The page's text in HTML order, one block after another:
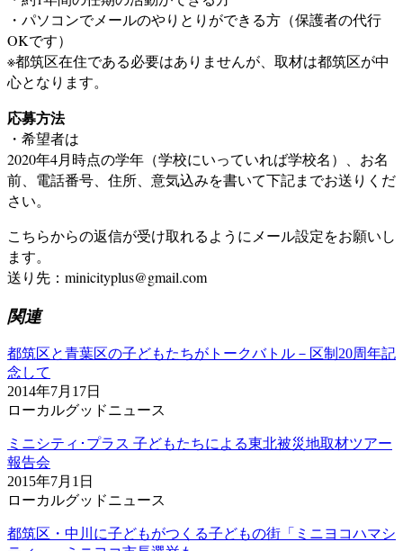
・パソコンでメールのやりとりができる方（保護者の代行
OKです）
※都筑区在住である必要はありませんが、取材は都筑区が中
心となります。
応募方法
・希望者は
2020年4月時点の学年（学校にいっていれば学校名）、お名
前、電話番号、住所、意気込みを書いて下記までお送りくだ
さい。
こちらからの返信が受け取れるようにメール設定をお願いし
ます。
送り先：minicityplus@gmail.com
関連
都筑区と青葉区の子どもたちがトークバトル－区制20周年記
念して
2014年7月17日
ローカルグッドニュース
ミニシティ･プラス 子どもたちによる東北被災地取材ツアー
報告会
2015年7月1日
ローカルグッドニュース
都筑区・中川に子どもがつくる子どもの街「ミニヨコハマシ